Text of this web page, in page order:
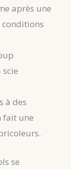
après une
à des
fait une
se